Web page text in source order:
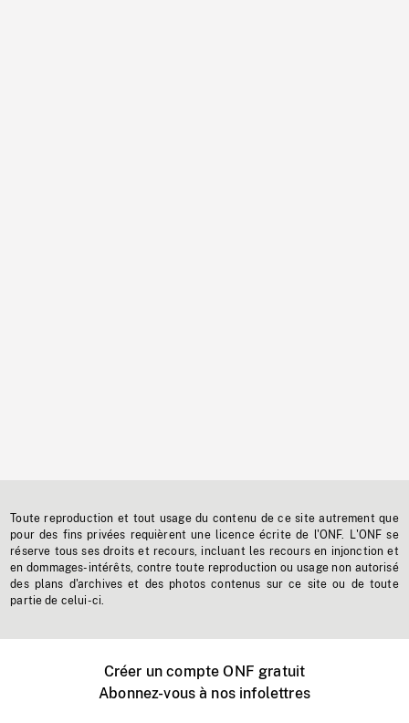
Toute reproduction et tout usage du contenu de ce site autrement que
pour des fins privées requièrent une licence écrite de l'ONF. L'ONF se
réserve tous ses droits et recours, incluant les recours en injonction et
en dommages-intérêts, contre toute reproduction ou usage non autorisé
des plans d'archives et des photos contenus sur ce site ou de toute
partie de celui-ci.
Créer un compte ONF gratuit
Abonnez-vous à nos infolettres